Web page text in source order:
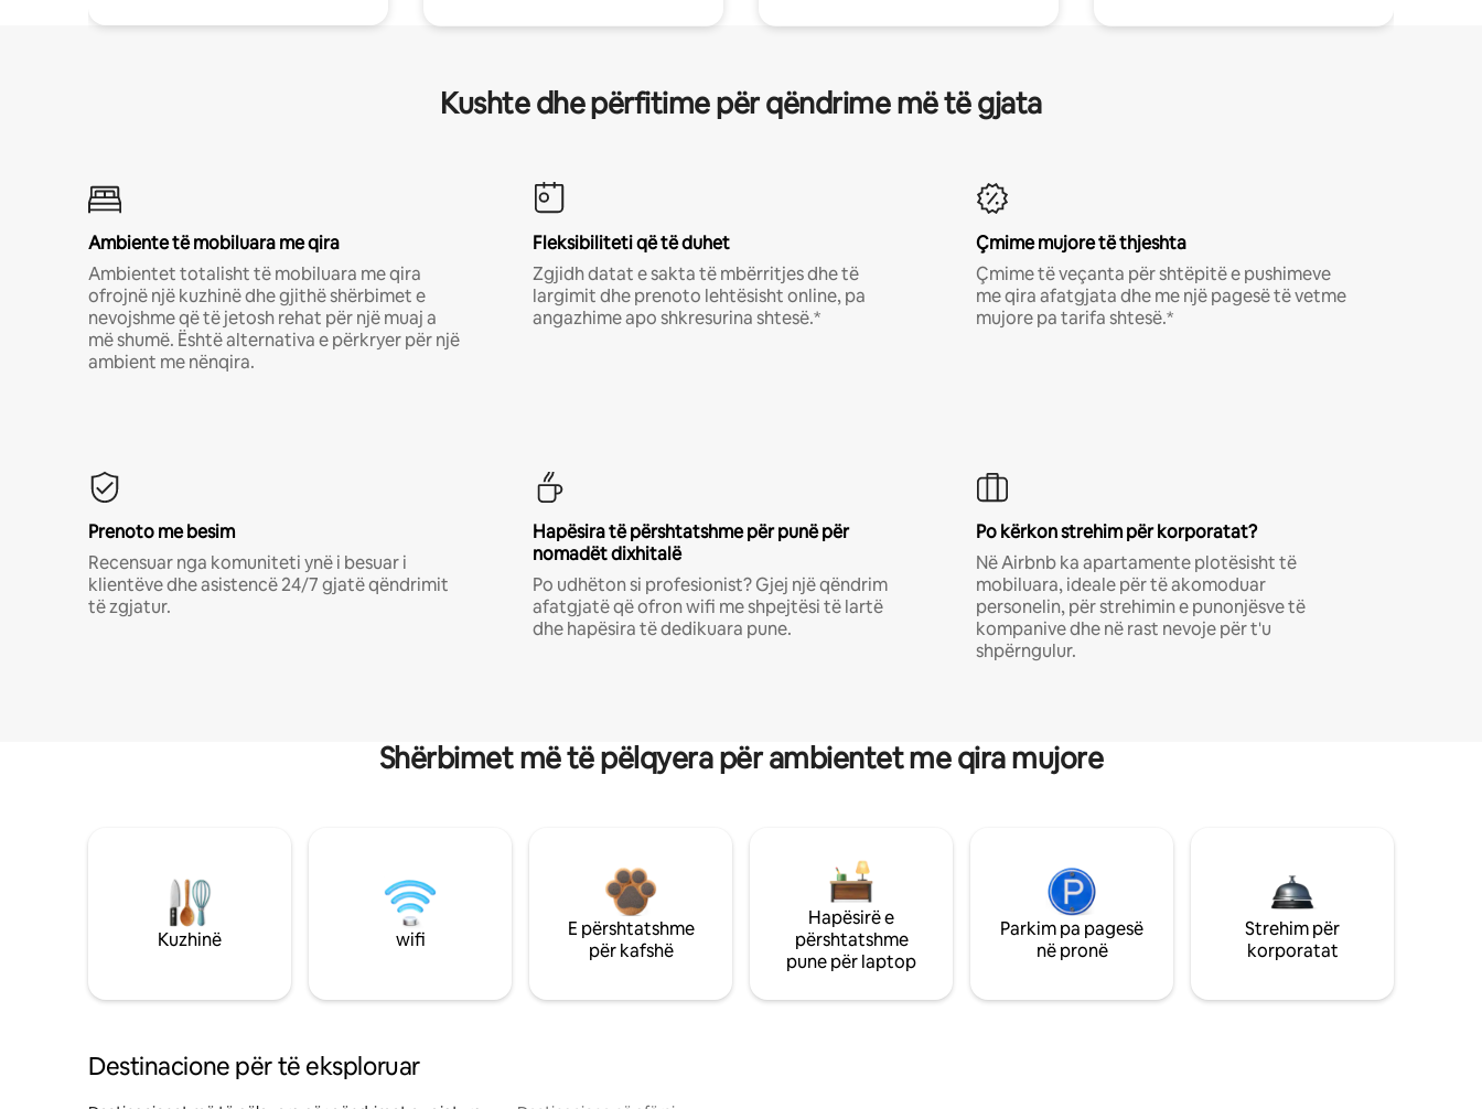
Kushte dhe përfitime për qëndrime më të gjata
Ambiente të mobiluara me qira
Ambientet totalisht të mobiluara me qira
ofrojnë një kuzhinë dhe gjithë shërbimet e
nevojshme që të jetosh rehat për një muaj a
më shumë. Është alternativa e përkryer për një
ambient me nënqira.
Fleksibiliteti që të duhet
Zgjidh datat e sakta të mbërritjes dhe të
largimit dhe prenoto lehtësisht online, pa
angazhime apo shkresurina shtesë.*
Çmime mujore të thjeshta
Çmime të veçanta për shtëpitë e pushimeve
me qira afatgjata dhe me një pagesë të vetme
mujore pa tarifa shtesë.*
Prenoto me besim
Recensuar nga komuniteti ynë i besuar i
klientëve dhe asistencë 24/7 gjatë qëndrimit
të zgjatur.
Hapësira të përshtatshme për punë për
nomadët dixhitalë
Po udhëton si profesionist? Gjej një qëndrim
afatgjatë që ofron wifi me shpejtësi të lartë
dhe hapësira të dedikuara pune.
Po kërkon strehim për korporatat?
Në Airbnb ka apartamente plotësisht të
mobiluara, ideale për të akomoduar
personelin, për strehimin e punonjësve të
kompanive dhe në rast nevoje për t'u
shpërngulur.
Shërbimet më të pëlqyera për ambientet me qira mujore
Kuzhinë wifi
E përshtatshme
për kafshë
Hapësirë e
përshtatshme
pune për laptop
Parkim pa pagesë
në pronë
Strehim për
korporatat
Destinacione për të eksploruar